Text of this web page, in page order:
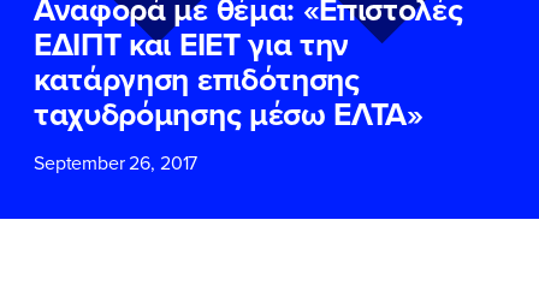
ΕΔΙΠΤ και ΕΙΕΤ για την
κατάργηση επιδότησης
ταχυδρόμησης μέσω ΕΛΤΑ»
September 26, 2017
ΕΠΙΘΕΤΟ*
ΤΗΛΕΦΩΝΟ*
*
ΕΠΙΘΕΤΟ*
ΤΗΛΕΦΩΝΟ
*